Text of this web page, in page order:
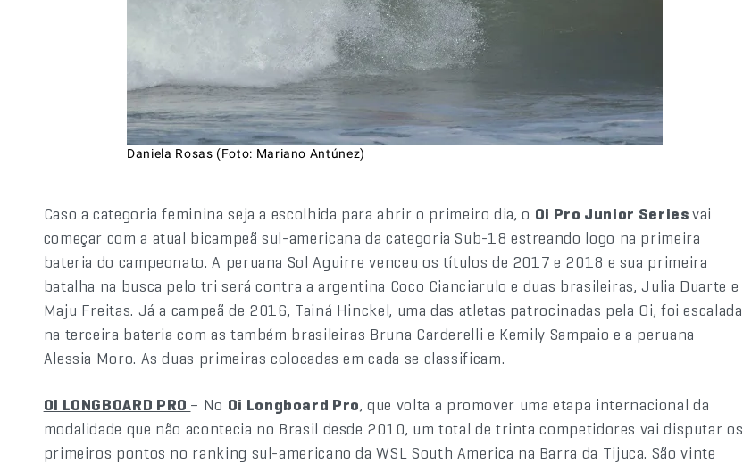
Daniela Rosas (Foto: Mariano Antúnez)
Caso a categoria feminina seja a escolhida para abrir o primeiro dia, o Oi Pro Junior Seriesvai
começar com a atual bicampeã sul-americana da categoria Sub-18 estreando logo na primeira
bateria do campeonato. A peruana Sol Aguirre venceu os títulos de 2017 e 2018 e sua primeira
batalha na busca pelo tri será contra a argentina Coco Cianciarulo e duas brasileiras, Julia Duarte e
Maju Freitas. Já a campeã de 2016, Tainá Hinckel, uma das atletas patrocinadas pela Oi, foi escalada
na terceira bateria com as também brasileiras Bruna Carderelli e Kemily Sampaio e a peruana
Alessia Moro. As duas primeiras colocadas em cada se classificam.
OI LONGBOARD PRO – No Oi Longboard Pro, que volta a promover uma etapa internacional da
modalidade que não acontecia no Brasil desde 2010, um total de trinta competidores vai disputar os
primeiros pontos no ranking sul-americano da WSL South America na Barra da Tijuca. São vinte